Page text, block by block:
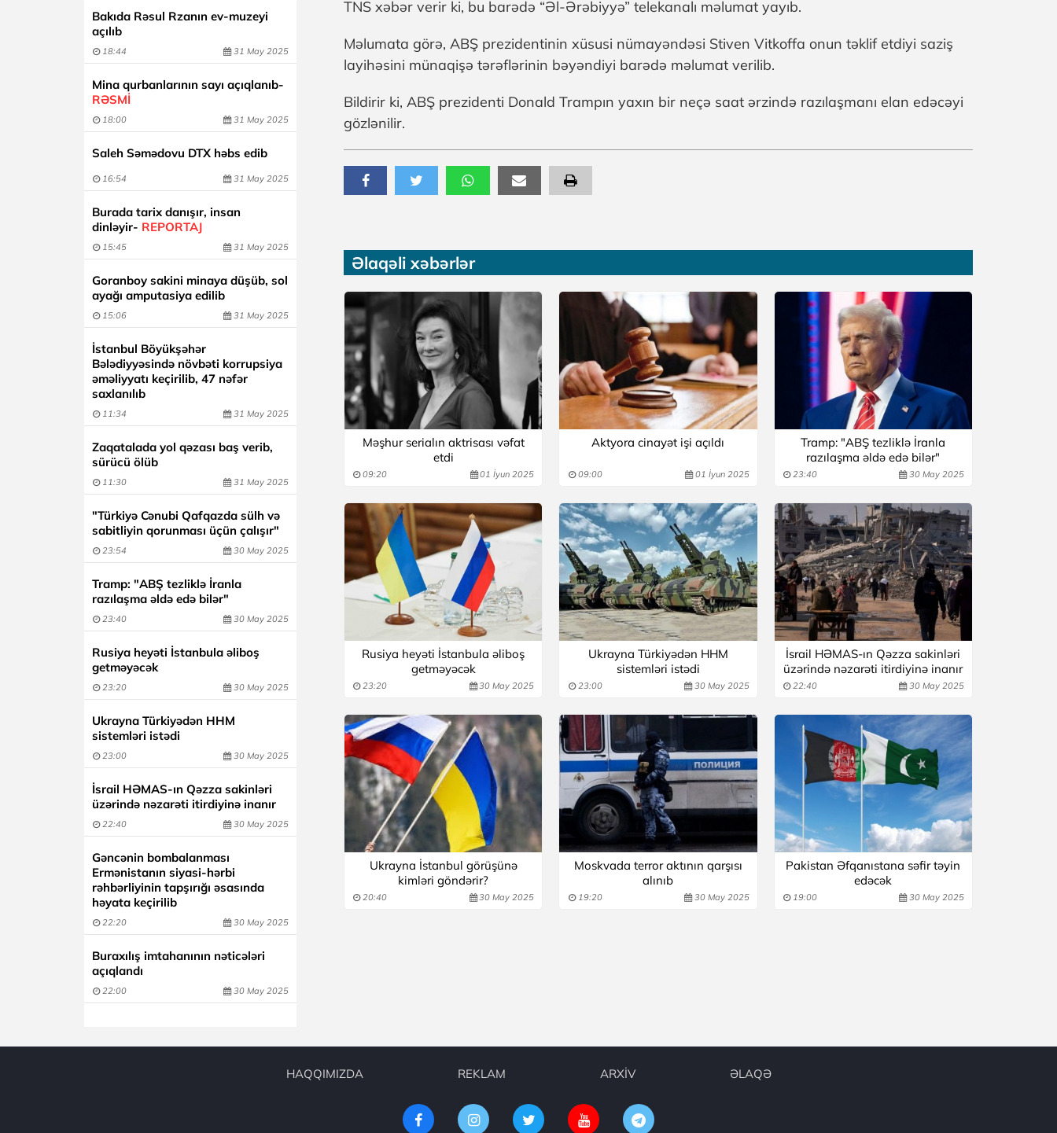
Bakıda Rəsul Rzanın ev-muzeyi
açılıb
18:44 31 May 2025
Mina qurbanlarının sayı açıqlanıb-
RƏSMİ
18:00 31 May 2025
Saleh Səmədovu DTX həbs edib
16:54 31 May 2025
Burada tarix danışır, insan
dinləyir- REPORTAJ
15:45 31 May 2025
Goranboy sakini minaya düşüb, sol
ayağı amputasiya edilib
15:06 31 May 2025
İstanbul Böyükşəhər
Bələdiyyəsində növbəti korrupsiya
əməliyyatı keçirilib, 47 nəfər
saxlanılıb
11:34 31 May 2025
Zaqatalada yol qəzası baş verib,
sürücü ölüb
11:30 31 May 2025
"Türkiyə Cənubi Qafqazda sülh və
sabitliyin qorunması üçün çalışır"
23:54 30 May 2025
Tramp: "ABŞ tezliklə İranla
razılaşma əldə edə bilər"
23:40 30 May 2025
Rusiya heyəti İstanbula əliboş
getməyəcək
23:20 30 May 2025
Ukrayna Türkiyədən HHM
sistemləri istədi
23:00 30 May 2025
İsrail HƏMAS-ın Qəzza sakinləri
üzərində nəzarəti itirdiyinə inanır
22:40 30 May 2025
Gəncənin bombalanması
Ermənistanın siyasi-hərbi
rəhbərliyinin tapşırığı əsasında
həyata keçirilib
22:20 30 May 2025
Buraxılış imtahanının nəticələri
açıqlandı
22:00 30 May 2025
TNS xəbər verir ki, bu barədə “Əl-Ərəbiyyə” telekanalı məlumat yayıb.
Məlumata görə, ABŞ prezidentinin xüsusi nümayəndəsi Stiven Vitkoffa onun təklif etdiyi saziş
layihəsini münaqişə tərəflərinin bəyəndiyi barədə məlumat verilib.
Bildirir ki, ABŞ prezidenti Donald Trampın yaxın bir neçə saat ərzində razılaşmanı elan edəcəyi
gözlənilir.
Əlaqəli xəbərlər
Məşhur serialın aktrisası vəfat
etdi
09:20 01 İyun 2025
Aktyora cinayət işi açıldı
09:00 01 İyun 2025
Tramp: "ABŞ tezliklə İranla
razılaşma əldə edə bilər"
23:40 30 May 2025
Rusiya heyəti İstanbula əliboş
getməyəcək
23:20 30 May 2025
Ukrayna Türkiyədən HHM
sistemləri istədi
23:00 30 May 2025
İsrail HƏMAS-ın Qəzza sakinləri
üzərində nəzarəti itirdiyinə inanır
22:40 30 May 2025
Ukrayna İstanbul görüşünə
kimləri göndərir?
20:40 30 May 2025
Moskvada terror aktının qarşısı
alınıb
19:20 30 May 2025
Pakistan Əfqanıstana səfir təyin
edəcək
19:00 30 May 2025
HAQQIMIZDA REKLAM ARXİV ƏLAQƏ